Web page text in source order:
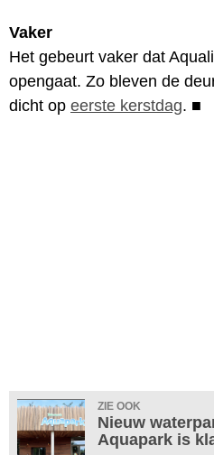
Vaker
Het gebeurt vaker dat
opengaat. Zo bleven de
dicht op eerste kerstdag. ■
ZIE OOK
Nieuw
Aquapark is